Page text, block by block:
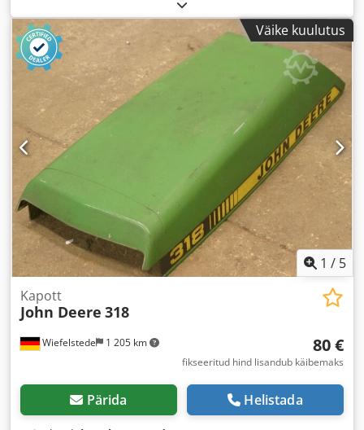
Väike kuulutus
1 / 5
Wiefelstede 1 205 km
Kapott
John Deere 318
80 €
fikseeritud hind lisandub käibemaks
Pärida Helistada